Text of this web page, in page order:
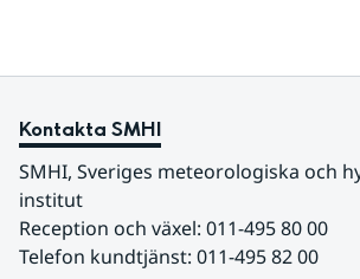
Kontakta SMHI
SMHI, Sveriges meteorologiska och
institut
Reception och växel: 011-495 80 00
Telefon kundtjänst: 011-495 82 00